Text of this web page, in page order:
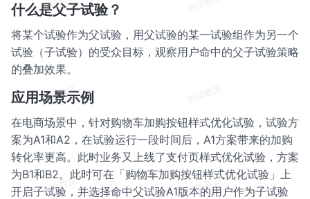
什么是父子试验？
将某个试验作为父试验，用父试验的某一试验组作为另一个
试验（子试验）的受众目标，观察用户命中的父子试验策略
的叠加效果。
应用场景示例
在电商场景中，针对购物车加购按钮样式优化试验，试验方
案为A1和A2，在试验运行一段时间后，A1方案带来的加购
转化率更高。此时业务又上线了支付页样式优化试验，方案
为B1和B2。此时可在「购物车加购按钮样式优化试验」上
开启子试验，并选择命中父试验A1版本的用户作为子试验